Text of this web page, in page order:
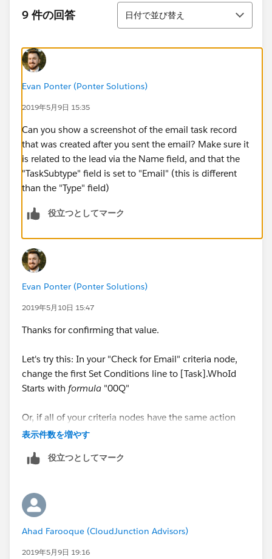
9 件の回答
並び替え
日付で並び替え
Evan Ponter (Ponter Solutions)
2019年5月9日 15:35
Can you show a screenshot of the email task record
that was created after you sent the email? Make sure it
is related to the lead via the Name field, and that the
"TaskSubtype" field is set to "Email" (this is different
than the "Type" field)
役立つとしてマーク
Evan Ponter (Ponter Solutions)
2019年5月10日 15:47
Thanks for confirming that value.
Let's try this: In your "Check for Email" criteria node,
change the first Set Conditions line to [Task].WhoId
Starts with formula "00Q"
Or, if all of your criteria nodes have the same action
occurring, you could consolidate your criteria into a
WhoId starts with 00Q and TaskSubtype field equals
field equals Email. Use the "Customize the logic"
option for the conditions and set it to 1 AND (2 OR 3
OR 4). Then use a single action to update the Lead's
status to "Working".
表示件数を増やす
役立つとしてマーク
Ahad Farooque (CloudJunction Advisors)
2019年5月9日 19:16